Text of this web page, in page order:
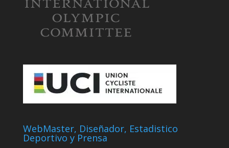
WebMaster, Diseñador, Estadistico
Deportivo y Prensa